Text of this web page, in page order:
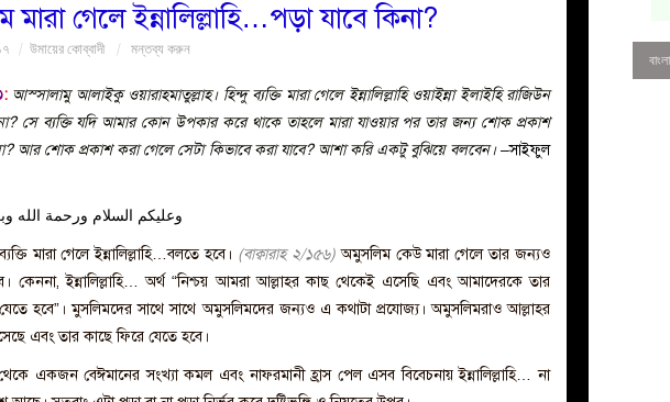
গেলে ইন্নালিল্লাহি…পড়া যাবে কিনা?
উমায়ের কোব্বাদী মন্তব্য করুন
: আস্সালামু আলাইকু ওয়ারাহমাতুল্লাহ। হিন্দু ব্যক্তি মারা গেলে ইন্নালিল্লাহি ওয়াইন্না ইলাইহি রাজিউন
সে ব্যক্তি যদি আমার কোন উপকার করে থাকে তাহলে মারা যাওয়ার পর তার জন্য শোক প্রকাশ
আর শোক প্রকাশ করা গেলে সেটা কিভাবে করা যাবে? আশা করি একটু বুঝিয়ে বলবেন।–সাইফুল
وعليكم السلام ورحمة الله
মারা গেলে ইন্নালিল্লাহি…বলতে হবে। (বাক্বারাহ ২/১৫৬) অমুসলিম কেউ মারা গেলে তার জন্যও
কেননা, ইন্নালিল্লাহি… অর্থ “নিশ্চয় আমরা আল্লাহর কাছ থেকেই এসেছি এবং আমাদেরকে তার
হবে”। মুসলিমদের সাথে সাথে অমুসলিমদের জন্যও এ কথাটা প্রযোজ্য। অমুসলিমরাও আল্লাহর
এবং তার কাছে ফিরে যেতে হবে।
একজন বেঈমানের সংখ্যা কমল এবং নাফরমানী হ্রাস পেল এসব বিবেচনায় ইন্নালিল্লাহি… না